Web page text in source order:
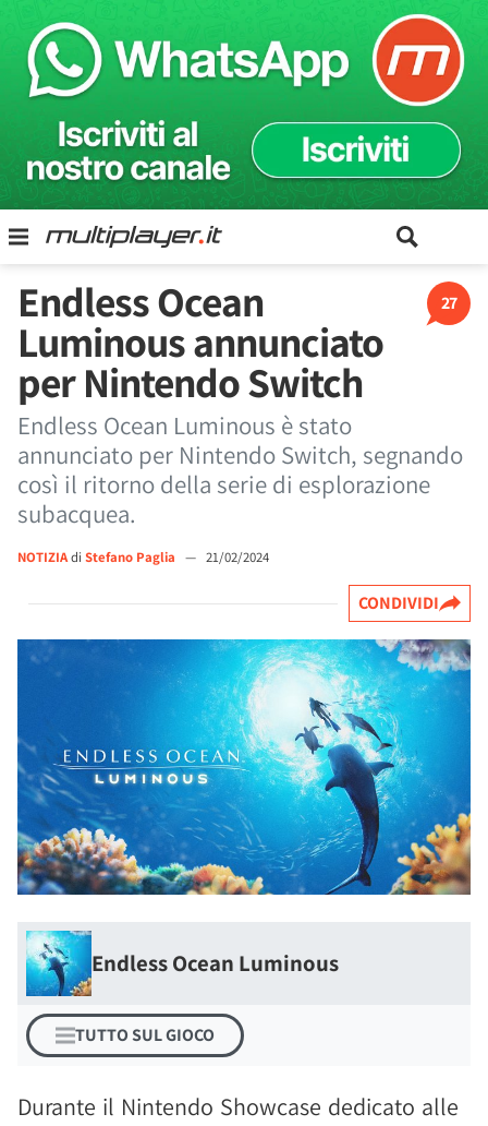
27
Endless Ocean
Luminous annunciato
per Nintendo Switch
Endless Ocean Luminous è stato
annunciato per Nintendo Switch, segnando
così il ritorno della serie di esplorazione
subacquea.
NOTIZIAdi Stefano Paglia — 21/02/2024
CONDIVIDI
Endless Ocean Luminous
TUTTO SUL GIOCO
Durante il Nintendo Showcase dedicato alle